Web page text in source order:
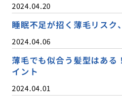
2024.04.20
睡眠不足が招く薄毛リスク
2024.04.06
薄毛でも似合う髪型はある
イント
2024.04.01